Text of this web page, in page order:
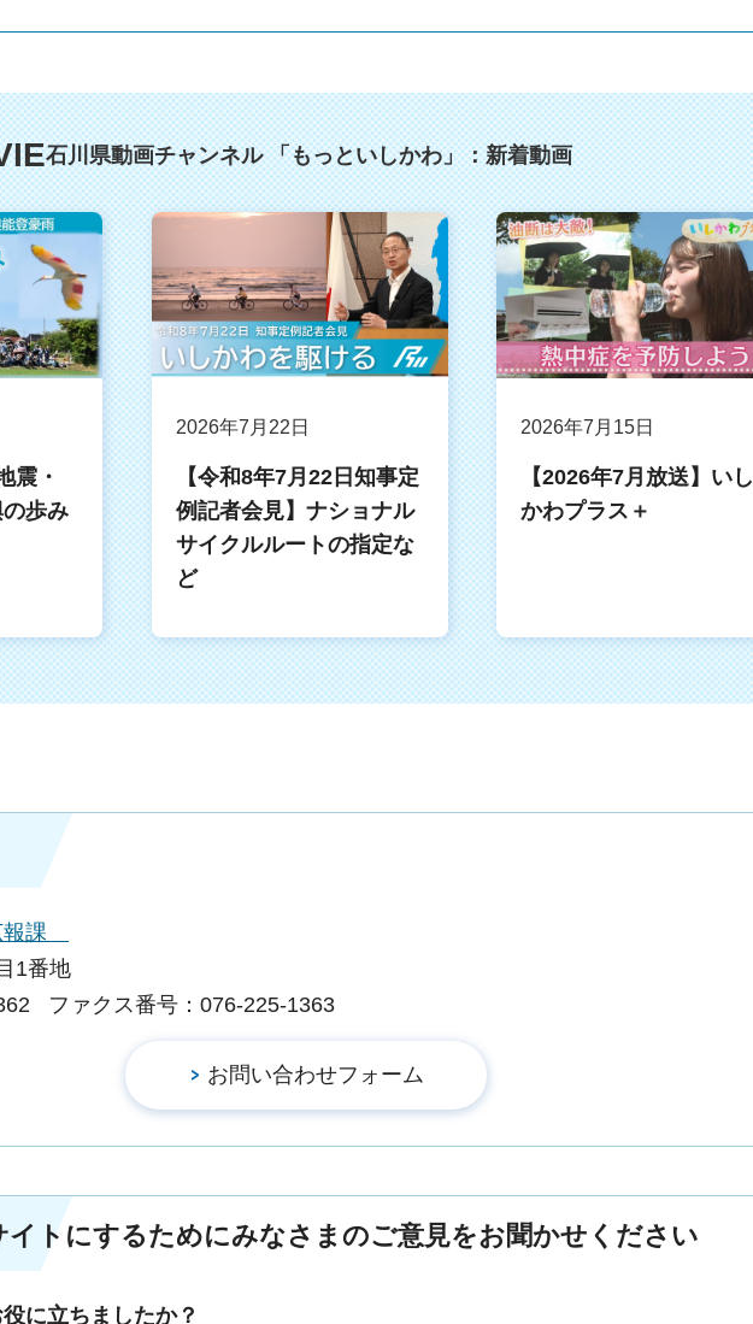
石川県動画チャンネル 「もっといしかわ」：新着動画
震・
歩み
2026年7月22日
【令和8年7月22日知事定
例記者会見】ナショナル
サイクルルートの指定な
ど
2026年7月15日
【2026年7月放送】いし
かわプラス＋
報課
1番地
ファクス番号：076-225-1363
イトにするためにみなさまのご意見をお聞かせください
に立ちましたか？